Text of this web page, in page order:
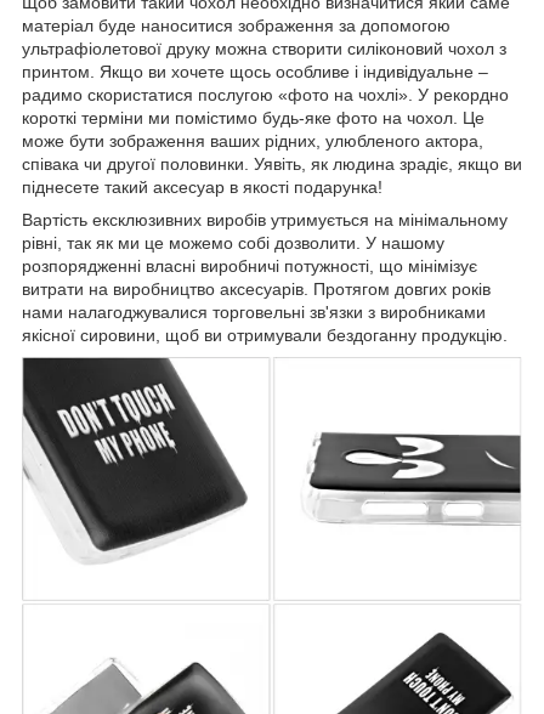
матеріал буде наноситися зображення за допомогою
ультрафіолетової друку можна створити силіконовий чохол з
принтом. Якщо ви хочете щось особливе і індивідуальне –
радимо скористатися послугою «фото на чохлі». У рекордно
короткі терміни ми помістимо будь-яке фото на чохол. Це
може бути зображення ваших рідних, улюбленого актора,
співака чи другої половинки. Уявіть, як людина зрадіє, якщо ви
піднесете такий аксесуар в якості подарунка!
Вартість ексклюзивних виробів утримується на мінімальному
рівні, так як ми це можемо собі дозволити. У нашому
розпорядженні власні виробничі потужності, що мінімізує
витрати на виробництво аксесуарів. Протягом довгих років
нами налагоджувалися торговельні зв'язки з виробниками
якісної сировини, щоб ви отримували бездоганну продукцію.